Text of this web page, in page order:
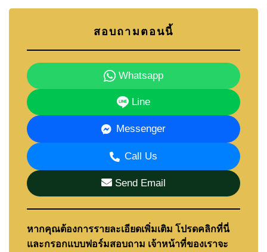
สอบถามตอนนี้
Whatsapp
Line
Messenger
Call Us
Send Email
หากคุณต้องการรายละเอียดเพิ่มเติม โปรดคลิกที่นี่
และกรอกแบบฟอร์มสอบถาม เจ้าหน้าที่ของเราจะ